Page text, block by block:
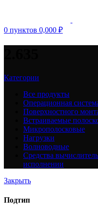
0 пунктов 0,000 ₽
Категории
Все продукты
Операционная
Поверхностного
Встраиваемые
Микрополосковые
Нагрузки
Волноводные
Средства
исполнении
Закрыть
Подтип